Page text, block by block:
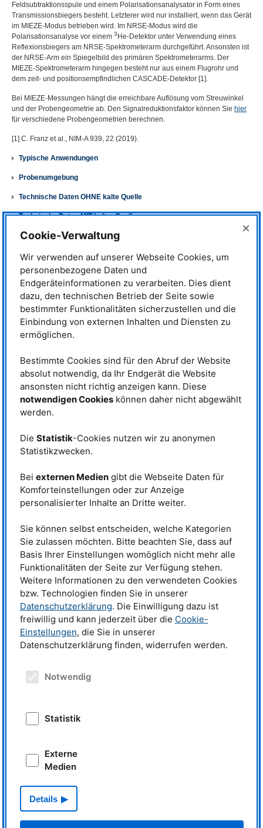
Feldsubtraktionsspule und einem Polarisationsanalysator in Form eines
Transmissionsbiegers besteht. Letzterer wird nur installiert, wenn das Gerät
im MIEZE-Modus betrieben wird. Im NRSE-Modus wird die
Polarisationsanalyse vor einem 3 He-Detektor unter Verwendung eines
Reflexionsbiegers am NRSE-Spektrometerarm durchgeführt. Ansonsten ist
der NRSE-Arm ein Spiegelbild des primären Spektrometerarms. Der
MIEZE-Spektrometerarm hingegen besteht nur aus einem Flugrohr und
dem zeit- und positionsempfindlichen CASCADE-Detektor [1].
Bei MIEZE-Messungen hängt die erreichbare Auflösung vom Streuwinkel
und der Probengeometrie ab. Den Signalreduktionsfaktor können Sie hier
für verschiedene Probengeometrien berechnen.
[1] C. Franz et al., NIM-A 939, 22 (2019).
Typische Anwendungen
Probenumgebung
Technische Daten OHNE kalte Quelle
Technische Daten MIT kalter Quelle
Instrumentverantwortliche
Dr. Johanna K. Jochum
Telefon: +49 (0)89 289-14760
E-Mail:johanna.jochum@frm2.tum.de
Dr. Lucas Kreuzer
Telefon: +49 (0)89 289-12143
Email:lucas.kreuzer@frm2.tum.de
Telefon: +49 (0)89 289- 13891
E-Mail:christian.fuchs@frm2.tum.de
Telefon: +49 (0)89 289-14874
Betreiber
Förderung
Cookie-Verwaltung ×
Wir verwenden auf unserer Webseite Cookies, um
personenbezogene Daten und
Endgeräteinformationen zu verarbeiten. Dies dient
dazu, den technischen Betrieb der Seite sowie
bestimmter Funktionalitäten sicherzustellen und die
Einbindung von externen Inhalten und Diensten zu
ermöglichen.
Bestimmte Cookies sind für den Abruf der Website
absolut notwendig, da Ihr Endgerät die Website
ansonsten nicht richtig anzeigen kann. Diese
notwendigen Cookieskönnen daher nicht abgewählt
werden.
Die Statistik-Cookies nutzen wir zu anonymen
Statistikzwecken.
Bei externen Mediengibt die Webseite Daten für
Komforteinstellungen oder zur Anzeige
personalisierter Inhalte an Dritte weiter.
Sie können selbst entscheiden, welche Kategorien
Sie zulassen möchten. Bitte beachten Sie, dass auf
Basis Ihrer Einstellungen womöglich nicht mehr alle
Funktionalitäten der Seite zur Verfügung stehen.
Weitere Informationen zu den verwendeten Cookies
bzw. Technologien finden Sie in unserer
Datenschutzerklärung. Die Einwilligung dazu ist
freiwillig und kann jederzeit über die Cookie-
Einstellungen, die Sie in unserer
Datenschutzerklärung finden, widerrufen werden.
Notwendig
Statistik
Externe
Medien
Details